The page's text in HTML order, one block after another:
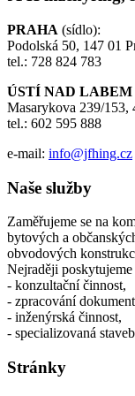
PRAHA (sídlo):
Podolská 50, 147 01
tel.: 728 824 783
ÚSTÍ NAD LABEM
Masarykova 239/153,
tel.: 602 595 888
e-mail: info@jfhing.cz
Naše služby
Zaměřujeme se na
bytových a
obvodových
Nejraději
- konzultační činnost,
- zpracování
- inženýrská činnost,
- specializovaná
Stránky